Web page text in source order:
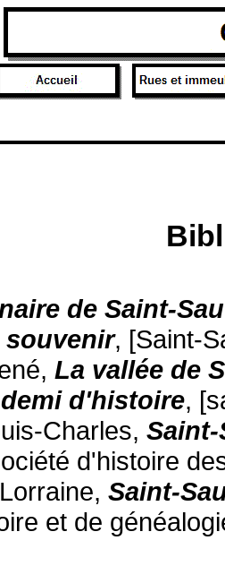
de Saint-
souvenir, [Saint-
La vallée de
demi d'histoire,
Charles,
d'histoire
Saint-
et de